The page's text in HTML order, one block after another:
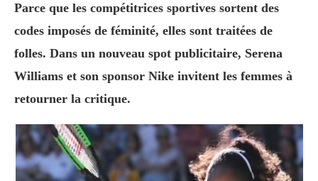
Parce que les compétitrices sportives sortent des
codes imposés de féminité, elles sont traitées de
folles. Dans un nouveau spot publicitaire, Serena
Williams et son sponsor Nike invitent les femmes à
retourner la critique.